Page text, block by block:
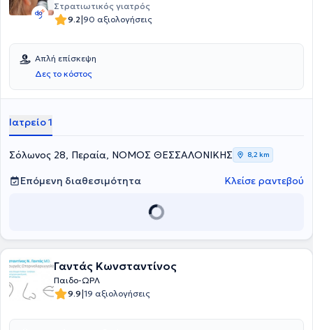
Στρατιωτικός γιατρός
9.2|90 αξιολογήσεις
Απλή επίσκεψη
Δες το κόστος
Ιατρείο 1
Σόλωνος 28, Περαία, ΝΟΜΟΣ ΘΕΣΣΑΛΟΝΙΚΗΣ 8,2 km
Επόμενη διαθεσιμότητα Κλείσε ραντεβού
Γαντάς Κωνσταντίνος
Παιδο-ΩΡΛ
9.9|19 αξιολογήσεις